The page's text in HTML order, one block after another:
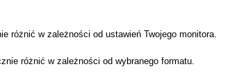
różnić w zależności od ustawień Twojego monitora.
różnić w zależności od wybranego formatu.